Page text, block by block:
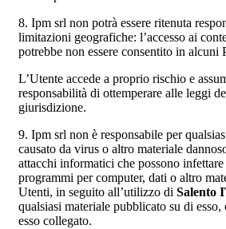
8. Ipm srl non potrà essere ritenuta
limitazioni geografiche: l’accesso ai
potrebbe non essere consentito in alcuni
L’Utente accede a proprio rischio e
responsabilità di ottemperare alle leggi
giurisdizione.
9. Ipm srl non è responsabile per
causato da virus o altro materiale
attacchi informatici che possono
programmi per computer, dati o altro
Utenti, in seguito all’utilizzo di Salento
qualsiasi materiale pubblicato su di
esso collegato.